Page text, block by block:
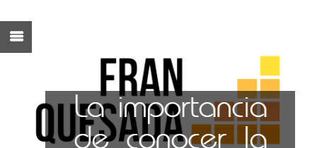
La importancia
de conocer la